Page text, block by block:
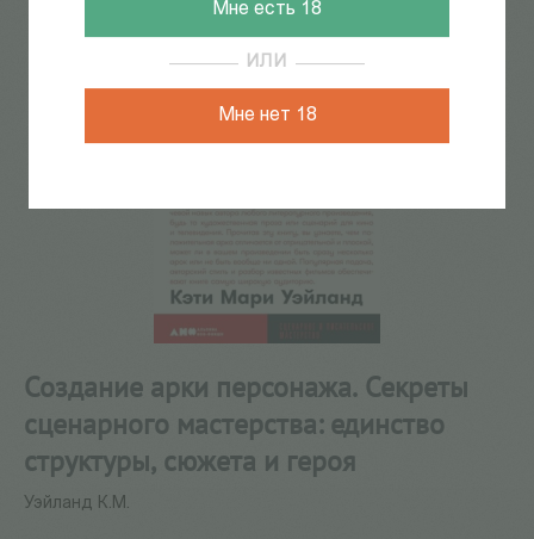
Мне есть 18
ИЛИ
Мне нет 18
Создание арки персонажа. Секреты
сценарного мастерства: единство
структуры, сюжета и героя
Уэйланд К.М.